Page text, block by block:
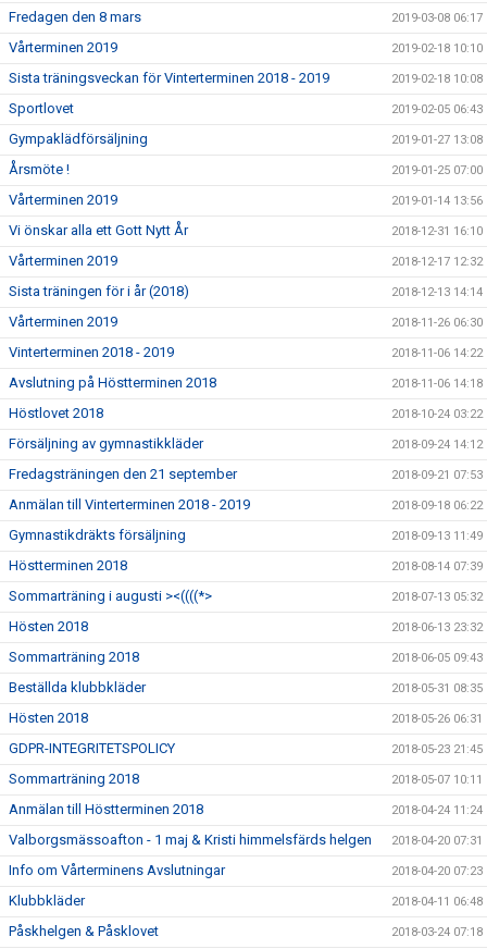
Fredagen den 8 mars 2019-03-08 06:17
Vårterminen 2019 2019-02-18 10:10
Sista träningsveckan för Vinterterminen 2018 - 2019 2019-02-18 10:08
Sportlovet 2019-02-05 06:43
Gympaklädförsäljning 2019-01-27 13:08
Årsmöte ! 2019-01-25 07:00
Vårterminen 2019 2019-01-14 13:56
Vi önskar alla ett Gott Nytt År 2018-12-31 16:10
Vårterminen 2019 2018-12-17 12:32
Sista träningen för i år (2018) 2018-12-13 14:14
Vårterminen 2019 2018-11-26 06:30
Vinterterminen 2018 - 2019 2018-11-06 14:22
Avslutning på Höstterminen 2018 2018-11-06 14:18
Höstlovet 2018 2018-10-24 03:22
Försäljning av gymnastikkläder 2018-09-24 14:12
Fredagsträningen den 21 september 2018-09-21 07:53
Anmälan till Vinterterminen 2018 - 2019 2018-09-18 06:22
Gymnastikdräkts försäljning 2018-09-13 11:49
Höstterminen 2018 2018-08-14 07:39
Sommarträning i augusti ><((((*> 2018-07-13 05:32
Hösten 2018 2018-06-13 23:32
Sommarträning 2018 2018-06-05 09:43
Beställda klubbkläder 2018-05-31 08:35
Hösten 2018 2018-05-26 06:31
GDPR-INTEGRITETSPOLICY 2018-05-23 21:45
Sommarträning 2018 2018-05-07 10:11
Anmälan till Höstterminen 2018 2018-04-24 11:24
Valborgsmässoafton - 1 maj & Kristi himmelsfärds helgen 2018-04-20 07:31
Info om Vårterminens Avslutningar 2018-04-20 07:23
Klubbkläder 2018-04-11 06:48
Påskhelgen & Påsklovet 2018-03-24 07:18